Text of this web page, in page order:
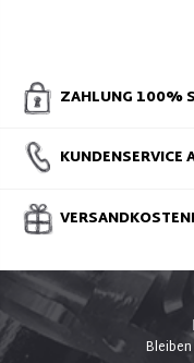
ZAHLUNG 100%
KUNDENSERVICE